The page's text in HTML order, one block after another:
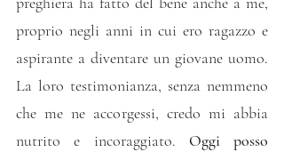
proprio negli anni in cui ero ragazzo e
aspirante a diventare un giovane uomo.
La loro testimonianza, senza nemmeno
che me ne accorgessi, credo mi abbia
nutrito e incoraggiato. Oggi posso